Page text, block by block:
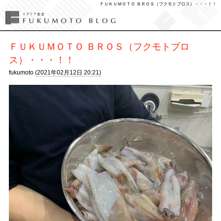
ＦＵＫＵＭＯＴＯ ＢＲＯＳ（フクモトブロス）・・・！！
ＦＵＫＵＭＯＴＯ ＢＲＯＳ（フクモトブロ
ス）・・・！！
fukumoto (2021年02月12日 20:21)